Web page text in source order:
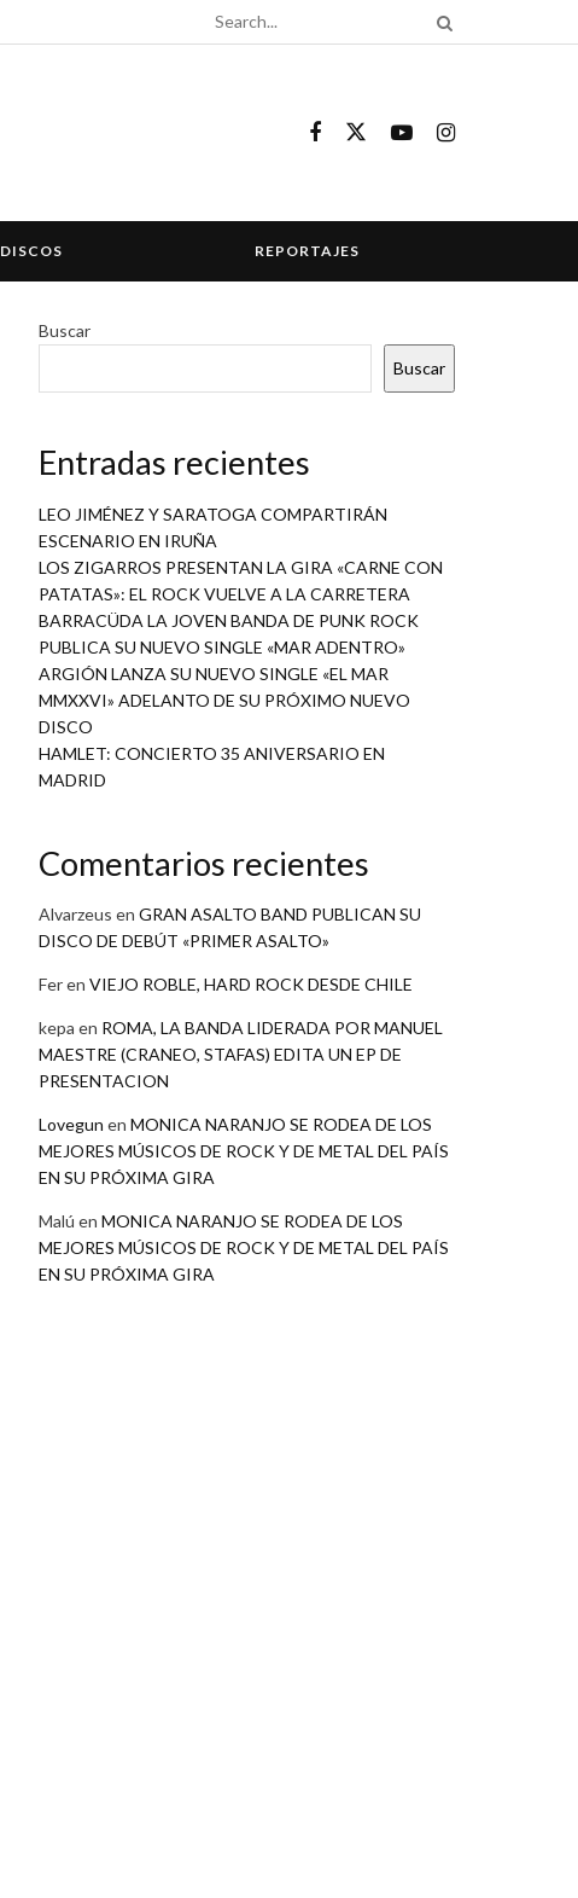
DISCOS REPORTAJES
Buscar
Buscar
Entradas recientes
LEO JIMÉNEZ Y SARATOGA COMPARTIRÁN
ESCENARIO EN IRUÑA
LOS ZIGARROS PRESENTAN LA GIRA «CARNE CON
PATATAS»: EL ROCK VUELVE A LA CARRETERA
BARRACÜDA LA JOVEN BANDA DE PUNK ROCK
PUBLICA SU NUEVO SINGLE «MAR ADENTRO»
ARGIÓN LANZA SU NUEVO SINGLE «EL MAR
MMXXVI» ADELANTO DE SU PRÓXIMO NUEVO
DISCO
HAMLET: CONCIERTO 35 ANIVERSARIO EN
MADRID
Comentarios recientes
Alvarzeus en GRAN ASALTO BAND PUBLICAN SU
DISCO DE DEBÚT «PRIMER ASALTO»
Feren VIEJO ROBLE, HARD ROCK DESDE CHILE
kepa en ROMA, LA BANDA LIDERADA POR MANUEL
MAESTRE (CRANEO, STAFAS) EDITA UN EP DE
PRESENTACION
Lovegun en MONICA NARANJO SE RODEA DE LOS
MEJORES MÚSICOS DE ROCK Y DE METAL DEL PAÍS
EN SU PRÓXIMA GIRA
Malú en MONICA NARANJO SE RODEA DE LOS
MEJORES MÚSICOS DE ROCK Y DE METAL DEL PAÍS
EN SU PRÓXIMA GIRA